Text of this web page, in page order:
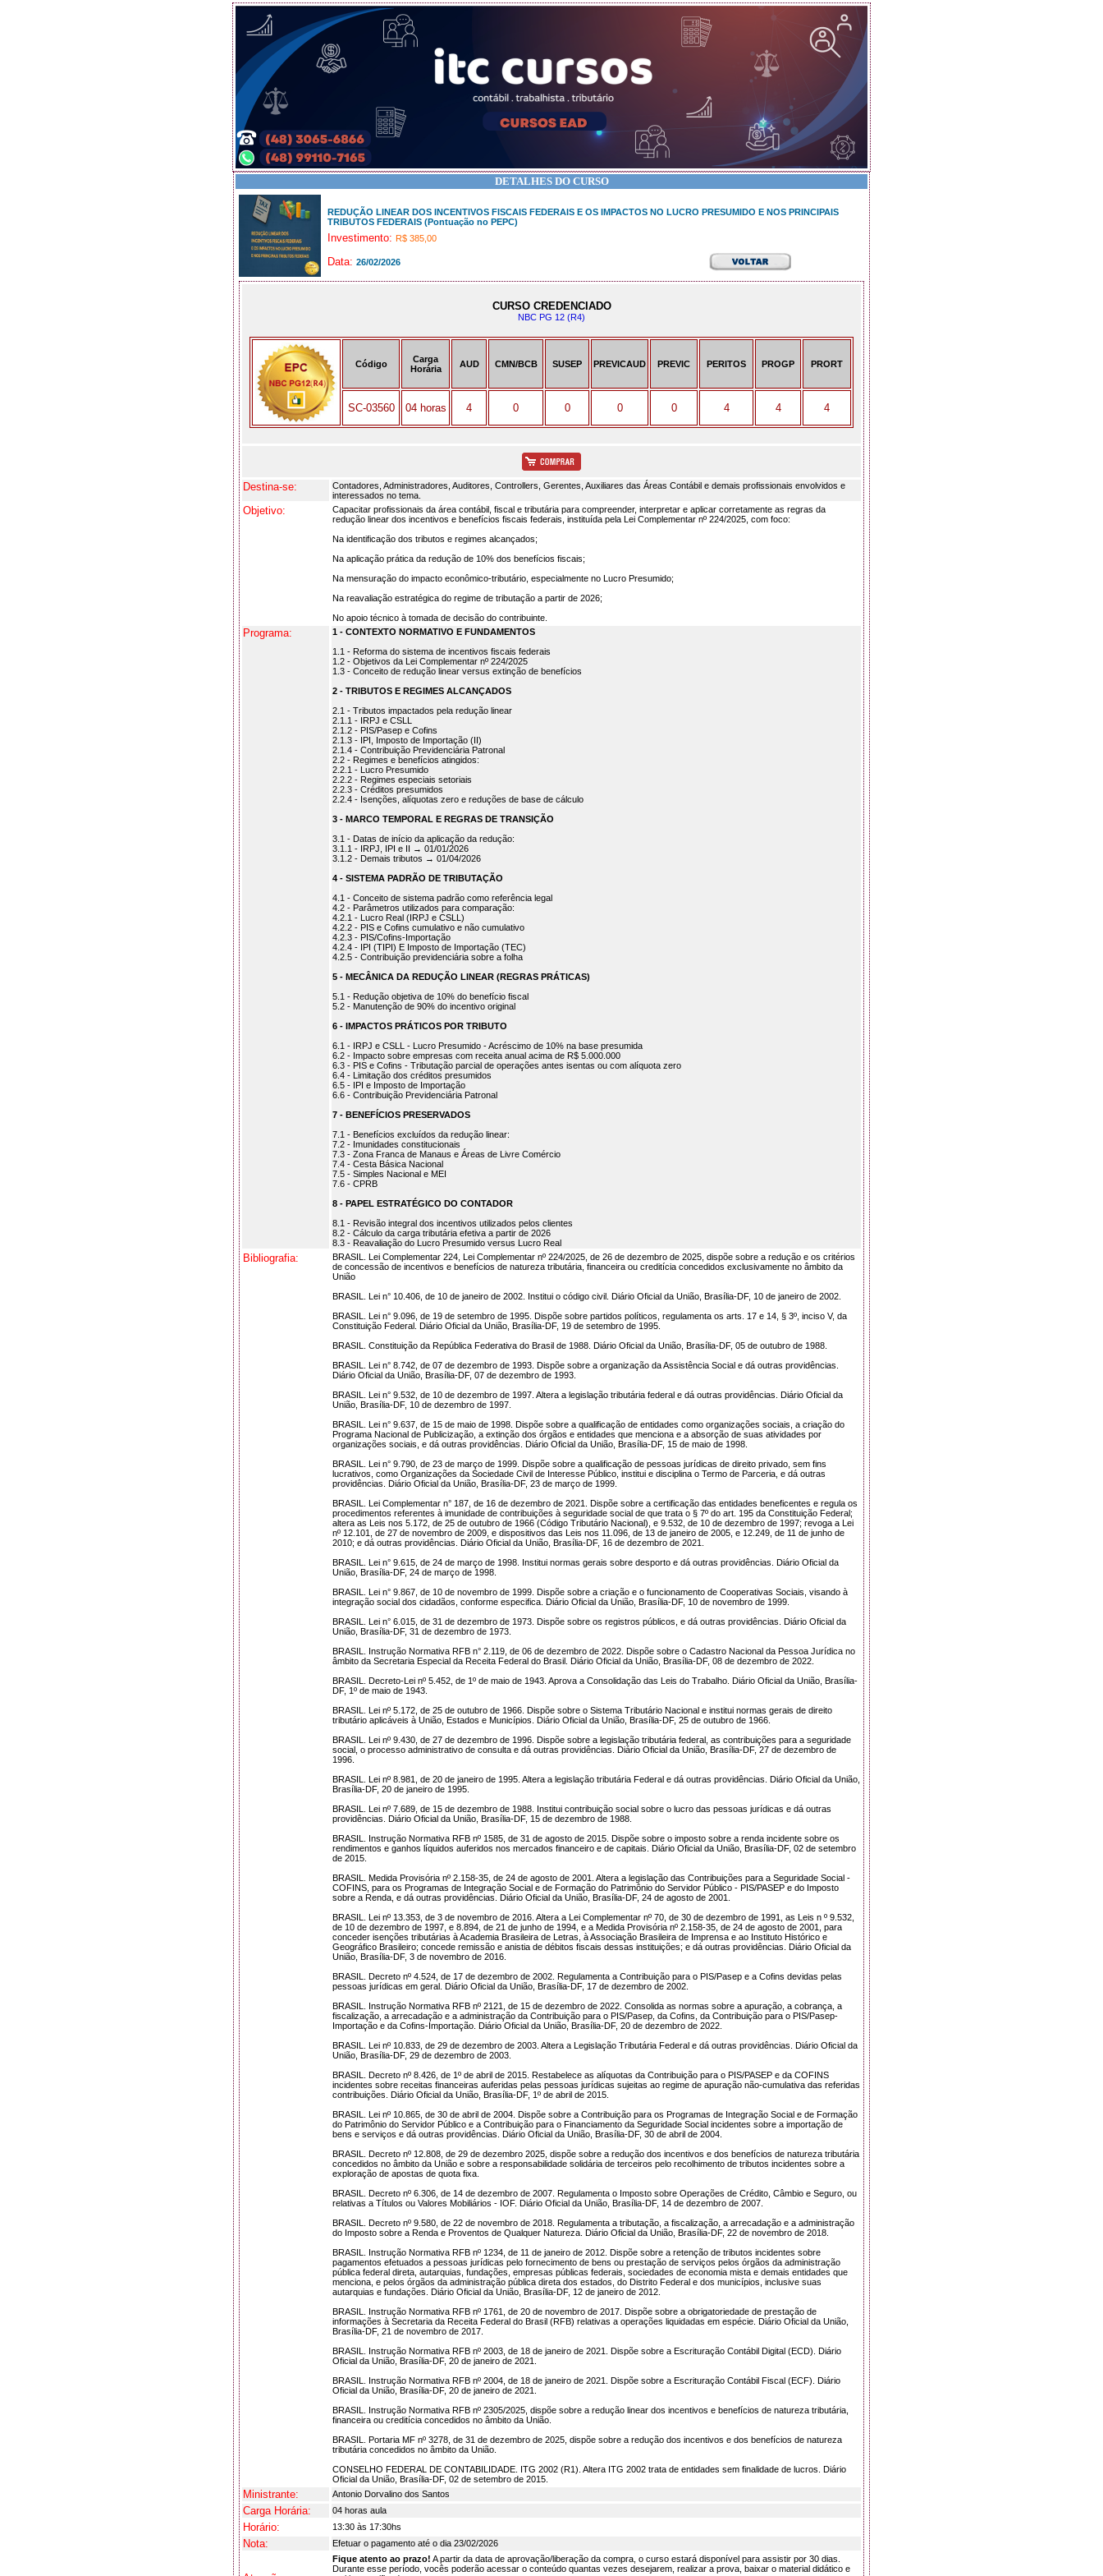
DETALHES DO CURSO
REDUÇÃO LINEAR DOS INCENTIVOS FISCAIS FEDERAIS E OS IMPACTOS NO LUCRO PRESUMIDO E NOS PRINCIPAIS
TRIBUTOS FEDERAIS (Pontuação no PEPC)
Investimento: R$ 385,00
Data: 26/02/2026
CURSO CREDENCIADO
NBC PG 12 (R4)
Código
Carga
Horária
AUD CMN/BCB SUSEP PREVICAUD PREVIC PERITOS PROGP PRORT
SC-03560 04 horas 4 0 0 0 0 4 4 4
Destina-se:
Contadores, Administradores, Auditores, Controllers, Gerentes, Auxiliares das Áreas Contábil e demais profissionais envolvidos e
interessados no tema.
Objetivo:
Capacitar profissionais da área contábil, fiscal e tributária para compreender, interpretar e aplicar corretamente as regras da
redução linear dos incentivos e benefícios fiscais federais, instituída pela Lei Complementar nº 224/2025, com foco:
Na identificação dos tributos e regimes alcançados;
Na aplicação prática da redução de 10% dos benefícios fiscais;
Na mensuração do impacto econômico-tributário, especialmente no Lucro Presumido;
Na reavaliação estratégica do regime de tributação a partir de 2026;
No apoio técnico à tomada de decisão do contribuinte.
Programa:
1 - CONTEXTO NORMATIVO E FUNDAMENTOS
1.1 - Reforma do sistema de incentivos fiscais federais
1.2 - Objetivos da Lei Complementar nº 224/2025
1.3 - Conceito de redução linear versus extinção de benefícios
2 - TRIBUTOS E REGIMES ALCANÇADOS
2.1 - Tributos impactados pela redução linear
2.1.1 - IRPJ e CSLL
2.1.2 - PIS/Pasep e Cofins
2.1.3 - IPI, Imposto de Importação (II)
2.1.4 - Contribuição Previdenciária Patronal
2.2 - Regimes e benefícios atingidos:
2.2.1 - Lucro Presumido
2.2.2 - Regimes especiais setoriais
2.2.3 - Créditos presumidos
2.2.4 - Isenções, alíquotas zero e reduções de base de cálculo
3 - MARCO TEMPORAL E REGRAS DE TRANSIÇÃO
3.1 - Datas de início da aplicação da redução:
3.1.1 - IRPJ, IPI e II → 01/01/2026
3.1.2 - Demais tributos → 01/04/2026
4 - SISTEMA PADRÃO DE TRIBUTAÇÃO
4.1 - Conceito de sistema padrão como referência legal
4.2 - Parâmetros utilizados para comparação:
4.2.1 - Lucro Real (IRPJ e CSLL)
4.2.2 - PIS e Cofins cumulativo e não cumulativo
4.2.3 - PIS/Cofins-Importação
4.2.4 - IPI (TIPI) E Imposto de Importação (TEC)
4.2.5 - Contribuição previdenciária sobre a folha
5 - MECÂNICA DA REDUÇÃO LINEAR (REGRAS PRÁTICAS)
5.1 - Redução objetiva de 10% do benefício fiscal
5.2 - Manutenção de 90% do incentivo original
6 - IMPACTOS PRÁTICOS POR TRIBUTO
6.1 - IRPJ e CSLL - Lucro Presumido - Acréscimo de 10% na base presumida
6.2 - Impacto sobre empresas com receita anual acima de R$ 5.000.000
6.3 - PIS e Cofins - Tributação parcial de operações antes isentas ou com alíquota zero
6.4 - Limitação dos créditos presumidos
6.5 - IPI e Imposto de Importação
6.6 - Contribuição Previdenciária Patronal
7 - BENEFÍCIOS PRESERVADOS
7.1 - Benefícios excluídos da redução linear:
7.2 - Imunidades constitucionais
7.3 - Zona Franca de Manaus e Áreas de Livre Comércio
7.4 - Cesta Básica Nacional
7.5 - Simples Nacional e MEI
7.6 - CPRB
8 - PAPEL ESTRATÉGICO DO CONTADOR
8.1 - Revisão integral dos incentivos utilizados pelos clientes
8.2 - Cálculo da carga tributária efetiva a partir de 2026
8.3 - Reavaliação do Lucro Presumido versus Lucro Real
Bibliografia:
BRASIL. Lei Complementar 224, Lei Complementar nº 224/2025, de 26 de dezembro de 2025, dispõe sobre a redução e os critérios
de concessão de incentivos e benefícios de natureza tributária, financeira ou creditícia concedidos exclusivamente no âmbito da
União
BRASIL. Lei n° 10.406, de 10 de janeiro de 2002. Institui o código civil. Diário Oficial da União, Brasília-DF, 10 de janeiro de 2002.
BRASIL. Lei n° 9.096, de 19 de setembro de 1995. Dispõe sobre partidos políticos, regulamenta os arts. 17 e 14, § 3º, inciso V, da
Constituição Federal. Diário Oficial da União, Brasília-DF, 19 de setembro de 1995.
BRASIL. Constituição da República Federativa do Brasil de 1988. Diário Oficial da União, Brasília-DF, 05 de outubro de 1988.
BRASIL. Lei n° 8.742, de 07 de dezembro de 1993. Dispõe sobre a organização da Assistência Social e dá outras providências.
Diário Oficial da União, Brasília-DF, 07 de dezembro de 1993.
BRASIL. Lei n° 9.532, de 10 de dezembro de 1997. Altera a legislação tributária federal e dá outras providências. Diário Oficial da
União, Brasília-DF, 10 de dezembro de 1997.
BRASIL. Lei n° 9.637, de 15 de maio de 1998. Dispõe sobre a qualificação de entidades como organizações sociais, a criação do
Programa Nacional de Publicização, a extinção dos órgãos e entidades que menciona e a absorção de suas atividades por
organizações sociais, e dá outras providências. Diário Oficial da União, Brasília-DF, 15 de maio de 1998.
BRASIL. Lei n° 9.790, de 23 de março de 1999. Dispõe sobre a qualificação de pessoas jurídicas de direito privado, sem fins
lucrativos, como Organizações da Sociedade Civil de Interesse Público, institui e disciplina o Termo de Parceria, e dá outras
providências. Diário Oficial da União, Brasília-DF, 23 de março de 1999.
BRASIL. Lei Complementar n° 187, de 16 de dezembro de 2021. Dispõe sobre a certificação das entidades beneficentes e regula os
procedimentos referentes à imunidade de contribuições à seguridade social de que trata o § 7º do art. 195 da Constituição Federal;
altera as Leis nos 5.172, de 25 de outubro de 1966 (Código Tributário Nacional), e 9.532, de 10 de dezembro de 1997; revoga a Lei
nº 12.101, de 27 de novembro de 2009, e dispositivos das Leis nos 11.096, de 13 de janeiro de 2005, e 12.249, de 11 de junho de
2010; e dá outras providências. Diário Oficial da União, Brasília-DF, 16 de dezembro de 2021.
BRASIL. Lei n° 9.615, de 24 de março de 1998. Institui normas gerais sobre desporto e dá outras providências. Diário Oficial da
União, Brasília-DF, 24 de março de 1998.
BRASIL. Lei n° 9.867, de 10 de novembro de 1999. Dispõe sobre a criação e o funcionamento de Cooperativas Sociais, visando à
integração social dos cidadãos, conforme especifica. Diário Oficial da União, Brasília-DF, 10 de novembro de 1999.
BRASIL. Lei n° 6.015, de 31 de dezembro de 1973. Dispõe sobre os registros públicos, e dá outras providências. Diário Oficial da
União, Brasília-DF, 31 de dezembro de 1973.
BRASIL. Instrução Normativa RFB n° 2.119, de 06 de dezembro de 2022. Dispõe sobre o Cadastro Nacional da Pessoa Jurídica no
âmbito da Secretaria Especial da Receita Federal do Brasil. Diário Oficial da União, Brasília-DF, 08 de dezembro de 2022.
BRASIL. Decreto-Lei nº 5.452, de 1º de maio de 1943. Aprova a Consolidação das Leis do Trabalho. Diário Oficial da União, Brasília-
DF, 1º de maio de 1943.
BRASIL. Lei nº 5.172, de 25 de outubro de 1966. Dispõe sobre o Sistema Tributário Nacional e institui normas gerais de direito
tributário aplicáveis à União, Estados e Municípios. Diário Oficial da União, Brasília-DF, 25 de outubro de 1966.
BRASIL. Lei nº 9.430, de 27 de dezembro de 1996. Dispõe sobre a legislação tributária federal, as contribuições para a seguridade
social, o processo administrativo de consulta e dá outras providências. Diário Oficial da União, Brasília-DF, 27 de dezembro de
1996.
BRASIL. Lei nº 8.981, de 20 de janeiro de 1995. Altera a legislação tributária Federal e dá outras providências. Diário Oficial da União,
Brasília-DF, 20 de janeiro de 1995.
BRASIL. Lei nº 7.689, de 15 de dezembro de 1988. Institui contribuição social sobre o lucro das pessoas jurídicas e dá outras
providências. Diário Oficial da União, Brasília-DF, 15 de dezembro de 1988.
BRASIL. Instrução Normativa RFB nº 1585, de 31 de agosto de 2015. Dispõe sobre o imposto sobre a renda incidente sobre os
rendimentos e ganhos líquidos auferidos nos mercados financeiro e de capitais. Diário Oficial da União, Brasília-DF, 02 de setembro
de 2015.
BRASIL. Medida Provisória nº 2.158-35, de 24 de agosto de 2001. Altera a legislação das Contribuições para a Seguridade Social -
COFINS, para os Programas de Integração Social e de Formação do Patrimônio do Servidor Público - PIS/PASEP e do Imposto
sobre a Renda, e dá outras providências. Diário Oficial da União, Brasília-DF, 24 de agosto de 2001.
BRASIL. Lei nº 13.353, de 3 de novembro de 2016. Altera a Lei Complementar nº 70, de 30 de dezembro de 1991, as Leis n º 9.532,
de 10 de dezembro de 1997, e 8.894, de 21 de junho de 1994, e a Medida Provisória nº 2.158-35, de 24 de agosto de 2001, para
conceder isenções tributárias à Academia Brasileira de Letras, à Associação Brasileira de Imprensa e ao Instituto Histórico e
Geográfico Brasileiro; concede remissão e anistia de débitos fiscais dessas instituições; e dá outras providências. Diário Oficial da
União, Brasília-DF, 3 de novembro de 2016.
BRASIL. Decreto nº 4.524, de 17 de dezembro de 2002. Regulamenta a Contribuição para o PIS/Pasep e a Cofins devidas pelas
pessoas jurídicas em geral. Diário Oficial da União, Brasília-DF, 17 de dezembro de 2002.
BRASIL. Instrução Normativa RFB nº 2121, de 15 de dezembro de 2022. Consolida as normas sobre a apuração, a cobrança, a
fiscalização, a arrecadação e a administração da Contribuição para o PIS/Pasep, da Cofins, da Contribuição para o PIS/Pasep-
Importação e da Cofins-Importação. Diário Oficial da União, Brasília-DF, 20 de dezembro de 2022.
BRASIL. Lei nº 10.833, de 29 de dezembro de 2003. Altera a Legislação Tributária Federal e dá outras providências. Diário Oficial da
União, Brasília-DF, 29 de dezembro de 2003.
BRASIL. Decreto nº 8.426, de 1º de abril de 2015. Restabelece as alíquotas da Contribuição para o PIS/PASEP e da COFINS
incidentes sobre receitas financeiras auferidas pelas pessoas jurídicas sujeitas ao regime de apuração não-cumulativa das referidas
contribuições. Diário Oficial da União, Brasília-DF, 1º de abril de 2015.
BRASIL. Lei nº 10.865, de 30 de abril de 2004. Dispõe sobre a Contribuição para os Programas de Integração Social e de Formação
do Patrimônio do Servidor Público e a Contribuição para o Financiamento da Seguridade Social incidentes sobre a importação de
bens e serviços e dá outras providências. Diário Oficial da União, Brasília-DF, 30 de abril de 2004.
BRASIL. Decreto nº 12.808, de 29 de dezembro 2025, dispõe sobre a redução dos incentivos e dos benefícios de natureza tributária
concedidos no âmbito da União e sobre a responsabilidade solidária de terceiros pelo recolhimento de tributos incidentes sobre a
exploração de apostas de quota fixa.
BRASIL. Decreto nº 6.306, de 14 de dezembro de 2007. Regulamenta o Imposto sobre Operações de Crédito, Câmbio e Seguro, ou
relativas a Títulos ou Valores Mobiliários - IOF. Diário Oficial da União, Brasília-DF, 14 de dezembro de 2007.
BRASIL. Decreto nº 9.580, de 22 de novembro de 2018. Regulamenta a tributação, a fiscalização, a arrecadação e a administração
do Imposto sobre a Renda e Proventos de Qualquer Natureza. Diário Oficial da União, Brasília-DF, 22 de novembro de 2018.
BRASIL. Instrução Normativa RFB nº 1234, de 11 de janeiro de 2012. Dispõe sobre a retenção de tributos incidentes sobre
pagamentos efetuados a pessoas jurídicas pelo fornecimento de bens ou prestação de serviços pelos órgãos da administração
pública federal direta, autarquias, fundações, empresas públicas federais, sociedades de economia mista e demais entidades que
menciona, e pelos órgãos da administração pública direta dos estados, do Distrito Federal e dos municípios, inclusive suas
autarquias e fundações. Diário Oficial da União, Brasília-DF, 12 de janeiro de 2012.
BRASIL. Instrução Normativa RFB nº 1761, de 20 de novembro de 2017. Dispõe sobre a obrigatoriedade de prestação de
informações à Secretaria da Receita Federal do Brasil (RFB) relativas a operações liquidadas em espécie. Diário Oficial da União,
Brasília-DF, 21 de novembro de 2017.
BRASIL. Instrução Normativa RFB nº 2003, de 18 de janeiro de 2021. Dispõe sobre a Escrituração Contábil Digital (ECD). Diário
Oficial da União, Brasília-DF, 20 de janeiro de 2021.
BRASIL. Instrução Normativa RFB nº 2004, de 18 de janeiro de 2021. Dispõe sobre a Escrituração Contábil Fiscal (ECF). Diário
Oficial da União, Brasília-DF, 20 de janeiro de 2021.
BRASIL. Instrução Normativa RFB nº 2305/2025, dispõe sobre a redução linear dos incentivos e benefícios de natureza tributária,
financeira ou creditícia concedidos no âmbito da União.
BRASIL. Portaria MF nº 3278, de 31 de dezembro de 2025, dispõe sobre a redução dos incentivos e dos benefícios de natureza
tributária concedidos no âmbito da União.
CONSELHO FEDERAL DE CONTABILIDADE. ITG 2002 (R1). Altera ITG 2002 trata de entidades sem finalidade de lucros. Diário
Oficial da União, Brasília-DF, 02 de setembro de 2015.
Ministrante: Antonio Dorvalino dos Santos
Carga Horária: 04 horas aula
Horário: 13:30 às 17:30hs
Nota: Efetuar o pagamento até o dia 23/02/2026
Fique atento ao prazo! A partir da data de aprovação/liberação da compra, o curso estará disponível para assistir por 30 dias.
Durante esse período, vocês poderão acessar o conteúdo quantas vezes desejarem, realizar a prova, baixar o material didático e